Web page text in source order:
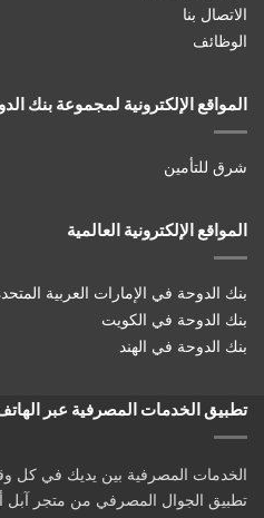
الاتصال بنا
الوظائف
المواقع الإلكترونية لمجموعة بنك
شرق للتأمين
المواقع الإلكترونية العالمية
بنك الدوحة في الإمارات العربية
بنك الدوحة في الكويت
بنك الدوحة في الهند
تطبيق الخدمات المصرفية عبر
الخدمات المصرفية بين يديك في كل
تطبيق الجوال المصرفي من متجر آبل